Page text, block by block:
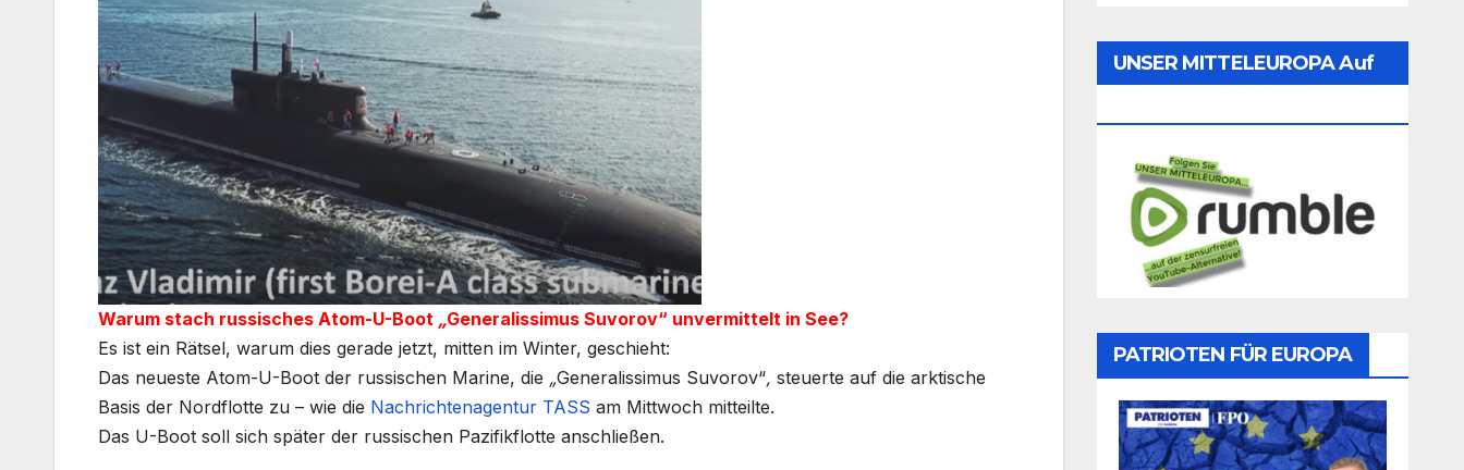
Warum stach russisches Atom-U-Boot „Generalissimus Suvorov“ unvermittelt in See?
Es ist ein Rätsel, warum dies gerade jetzt, mitten im Winter, geschieht:
Das neueste Atom-U-Boot der russischen Marine, die „Generalissimus Suvorov“, steuerte auf die arktische
Basis der Nordflotte zu – wie die Nachrichtenagentur TASS am Mittwoch mitteilte.
Das U-Boot soll sich später der russischen Pazifikflotte anschließen.
UNSER MITTELEUROPA Auf
PATRIOTEN FÜR EUROPA